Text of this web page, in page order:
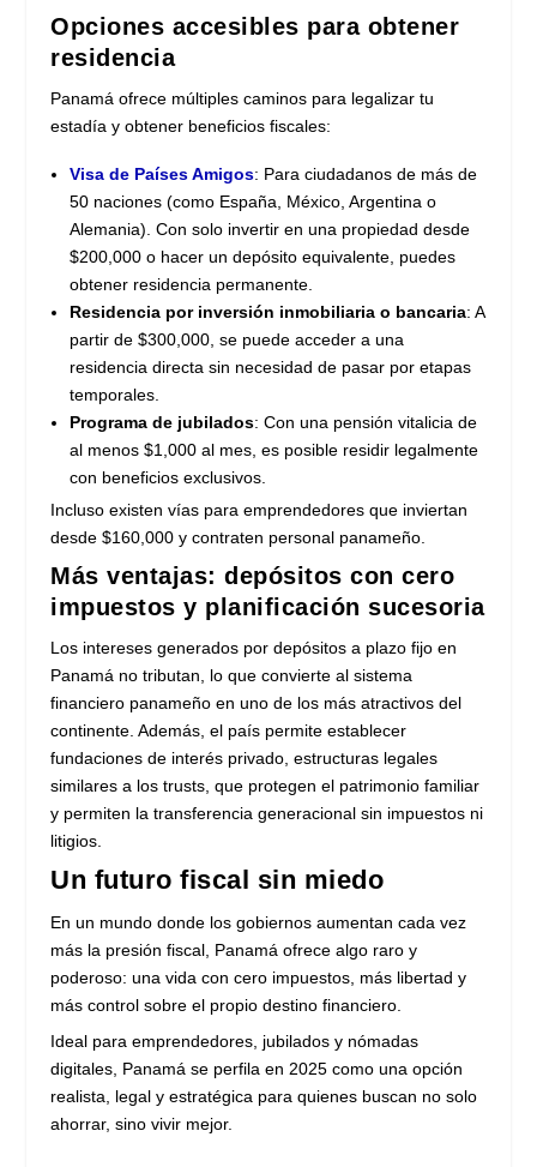
Opciones accesibles para obtener
residencia
Panamá ofrece múltiples caminos para legalizar tu
estadía y obtener beneficios fiscales:
Visa de Países Amigos: Para ciudadanos de más de
50 naciones (como España, México, Argentina o
Alemania). Con solo invertir en una propiedad desde
$200,000 o hacer un depósito equivalente, puedes
obtener residencia permanente.
Residencia por inversión inmobiliaria o bancaria: A
partir de $300,000, se puede acceder a una
residencia directa sin necesidad de pasar por etapas
temporales.
Programa de jubilados: Con una pensión vitalicia de
al menos $1,000 al mes, es posible residir legalmente
con beneficios exclusivos.
Incluso existen vías para emprendedores que inviertan
desde $160,000 y contraten personal panameño.
Más ventajas: depósitos con cero
impuestos y planificación sucesoria
Los intereses generados por depósitos a plazo fijo en
Panamá no tributan, lo que convierte al sistema
financiero panameño en uno de los más atractivos del
continente. Además, el país permite establecer
fundaciones de interés privado, estructuras legales
similares a los trusts, que protegen el patrimonio familiar
y permiten la transferencia generacional sin impuestos ni
litigios.
Un futuro fiscal sin miedo
En un mundo donde los gobiernos aumentan cada vez
más la presión fiscal, Panamá ofrece algo raro y
poderoso: una vida con cero impuestos, más libertad y
más control sobre el propio destino financiero.
Ideal para emprendedores, jubilados y nómadas
digitales, Panamá se perfila en 2025 como una opción
realista, legal y estratégica para quienes buscan no solo
ahorrar, sino vivir mejor.